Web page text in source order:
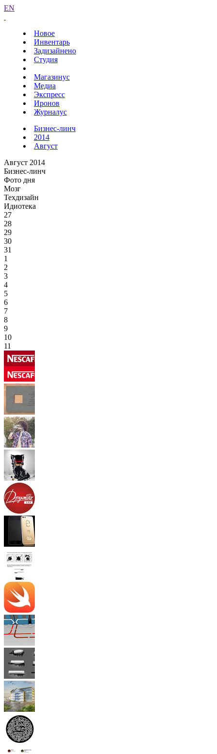
EN
Новое
Инвентарь
Задизайнено
Студия
Магазинус
Медиа
Экспресс
Иронов
Журналус
Бизнес-линч
2014
Август
Август 2014
Бизнес-линч
Фото дня
Мозг
Техдизайн
Идиотека
27
28
29
30
31
1
2
3
4
5
6
7
8
9
10
11